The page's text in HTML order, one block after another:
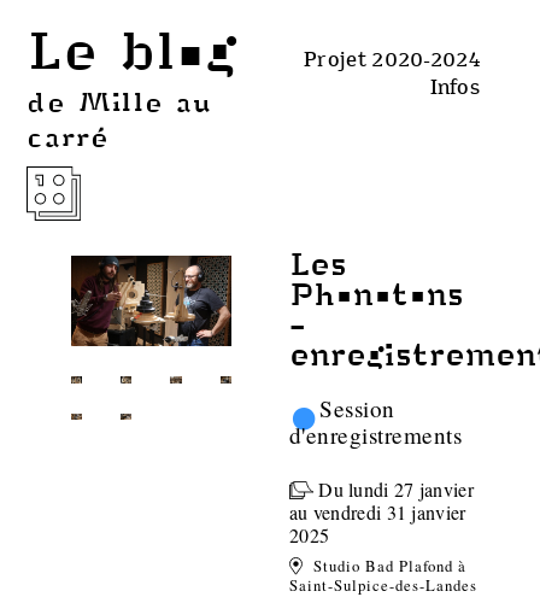
Le blog
de Mille au
carré
Projet 2020-2024
Infos
Les
Phonotons
-
• Session
d'enregistrements
Du lundi 27 janvier
au vendredi 31 janvier
2025
Studio Bad Plafond à
Saint-Sulpice-des-Landes